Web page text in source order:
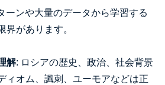
ーンや大量のデータから学習する
界があります。
解: ロシアの歴史、政治、社会背景
ィオム、諷刺、ユーモアなどは正